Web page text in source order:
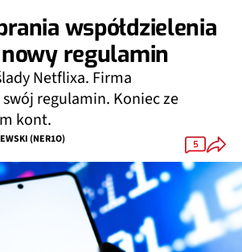
współdzielenia
regulamin
Netflixa. Firma
regulamin. Koniec ze
kont.
(NER1O)
5